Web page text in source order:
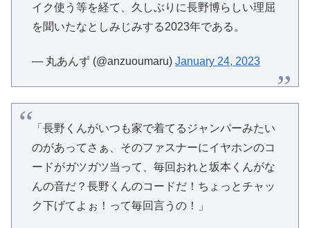
イク使う等を経て、久しぶりに長野博らしい理屈
を聞いたなとしみじみする2023年である。
— 丸あんず (@anzuoumaru) January 24, 2023
「長野くんがいつも家で着てるジャンパーみたい
のがあってさぁ、そのファスナーにイヤホンのコ
ードがガツガツ当って、毎回おれと坂本くんがな
んの音だ？長野くんのコードだ！ちょっとチャッ
ク下げてよぉ！って毎回言うの！」